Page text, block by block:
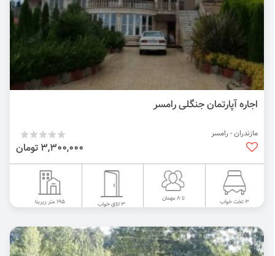
اجاره آپارتمان جنگلی رامسر
مازندران - رامسر
3,300,000 تومان
3 تخت خواب تا 8 مهمان
3 اتاق خواب 195 متر زیربنا